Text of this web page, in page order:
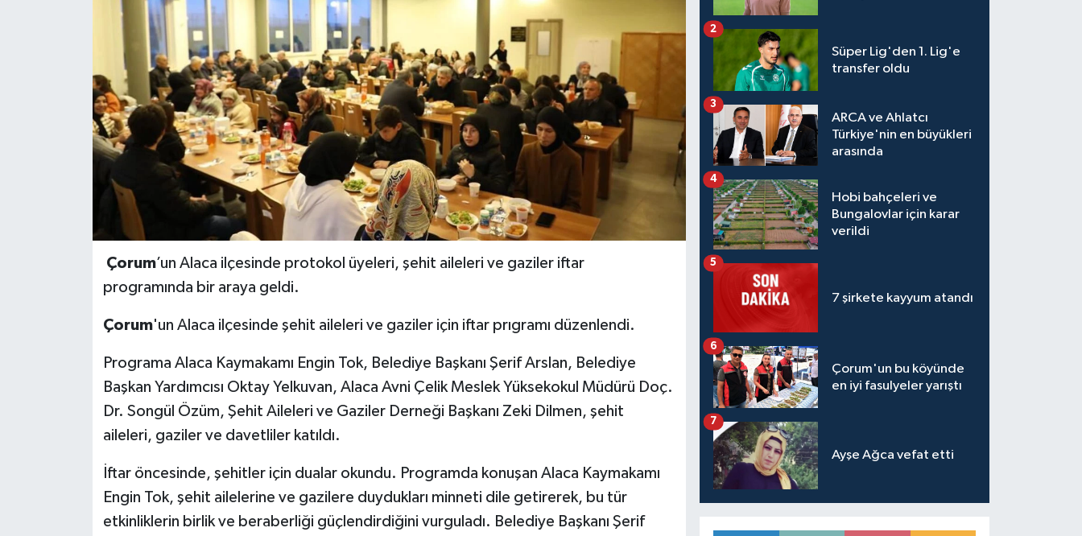
Çorum’un Alaca ilçesinde protokol üyeleri, şehit aileleri ve gaziler iftar
programında bir araya geldi.
Çorum'un Alaca ilçesinde şehit aileleri ve gaziler için iftar prıgramı düzenlendi.
Programa Alaca Kaymakamı Engin Tok, Belediye Başkanı Şerif Arslan, Belediye
Başkan Yardımcısı Oktay Yelkuvan, Alaca Avni Çelik Meslek Yüksekokul Müdürü Doç.
Dr. Songül Özüm, Şehit Aileleri ve Gaziler Derneği Başkanı Zeki Dilmen, şehit
aileleri, gaziler ve davetliler katıldı.
İftar öncesinde, şehitler için dualar okundu. Programda konuşan Alaca Kaymakamı
Engin Tok, şehit ailelerine ve gazilere duydukları minneti dile getirerek, bu tür
etkinliklerin birlik ve beraberliği güçlendirdiğini vurguladı. Belediye Başkanı Şerif
Süper Lig'den 1. Lig'e
transfer oldu
2
ARCA ve Ahlatcı
Türkiye'nin en büyükleri
arasında
3
Hobi bahçeleri ve
Bungalovlar için karar
verildi
4
7 şirkete kayyum atandı
5
Çorum'un bu köyünde
en iyi fasulyeler yarıştı
6
Ayşe Ağca vefat etti
7
TEKNOLOJİ